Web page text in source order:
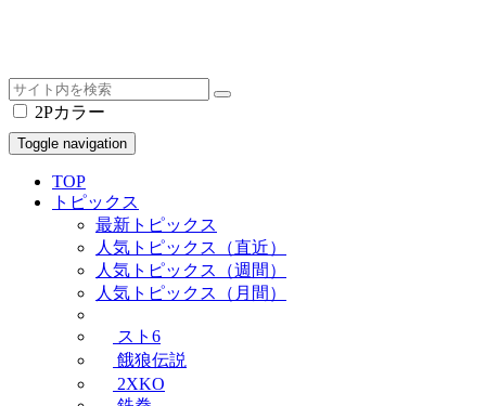
2Pカラー
Toggle navigation
TOP
トピックス
最新トピックス
人気トピックス（直近）
人気トピックス（週間）
人気トピックス（月間）
スト6
餓狼伝説
2XKO